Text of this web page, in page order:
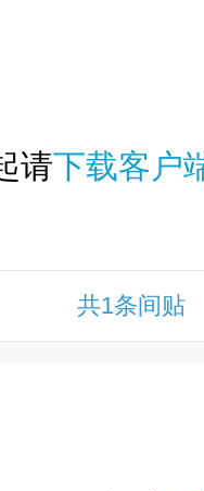
请下载客户
共1条间贴